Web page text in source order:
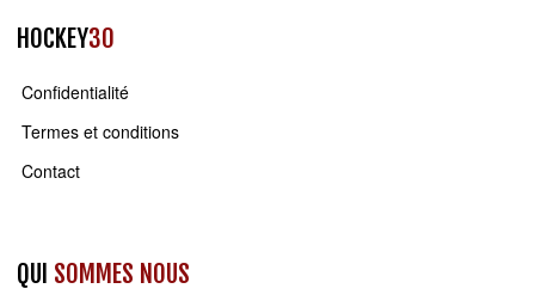
HOCKEY30
Confidentialité
Termes et conditions
Contact
QUI SOMMES NOUS